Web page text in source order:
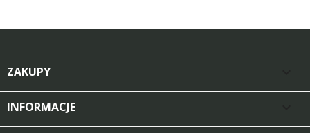
ZAKUPY
INFORMACJE